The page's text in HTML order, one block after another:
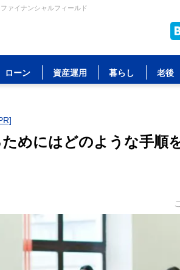
ァイナンシャルフィールド
ローン 資産運用 暮らし 老後
めにはどのような手順